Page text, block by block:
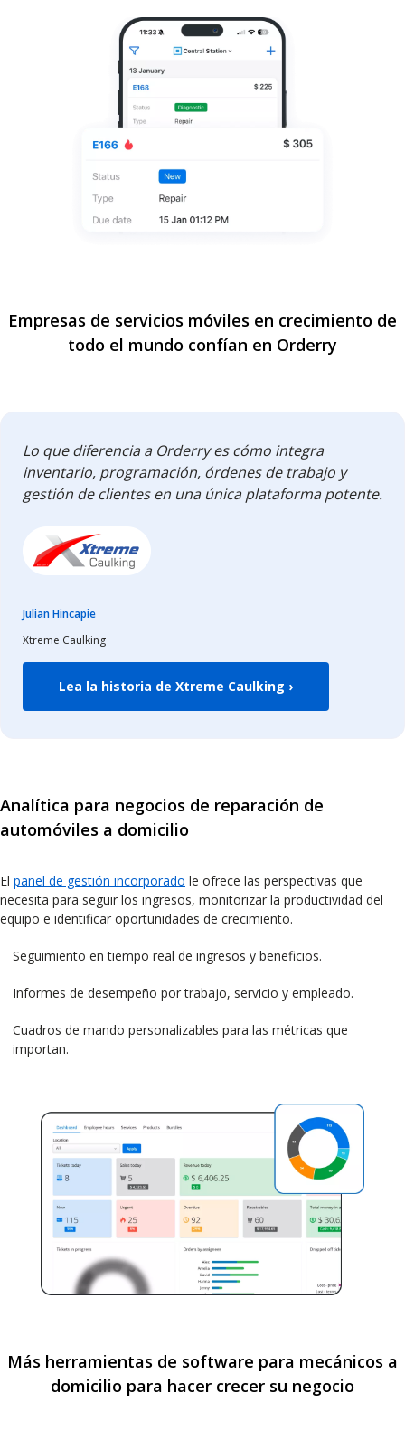
Empresas de servicios móviles en crecimiento de
todo el mundo confían en Orderry
Lo que diferencia a Orderry es cómo integra
inventario, programación, órdenes de trabajo y
gestión de clientes en una única plataforma potente.
Julian Hincapie
Xtreme Caulking
Lea la historia de Xtreme Caulking ›
Analítica para negocios de reparación de
automóviles a domicilio
El panel de gestión incorporado le ofrece las perspectivas que
necesita para seguir los ingresos, monitorizar la productividad del
equipo e identificar oportunidades de crecimiento.
Seguimiento en tiempo real de ingresos y beneficios.
Informes de desempeño por trabajo, servicio y empleado.
Cuadros de mando personalizables para las métricas que
importan.
Más herramientas de software para mecánicos a
domicilio para hacer crecer su negocio